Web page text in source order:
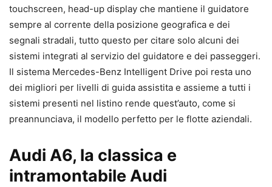
touchscreen, head-up display che mantiene il guidatore
sempre al corrente della posizione geografica e dei
segnali stradali, tutto questo per citare solo alcuni dei
sistemi integrati al servizio del guidatore e dei passeggeri.
Il sistema Mercedes-Benz Intelligent Drive poi resta uno
dei migliori per livelli di guida assistita e assieme a tutti i
sistemi presenti nel listino rende quest’auto, come si
preannunciava, il modello perfetto per le flotte aziendali.
Audi A6, la classica e
intramontabile Audi